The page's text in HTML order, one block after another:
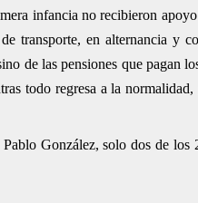
infancia no recibieron
transporte, en alternancia y
de las pensiones que pagan
todo regresa a la
González, solo dos de los